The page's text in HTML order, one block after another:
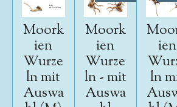
Moork
ien
Wurze
ln mit
Auswa
Moork
ien
Wurze
ln - mit
Auswa
ien
ln